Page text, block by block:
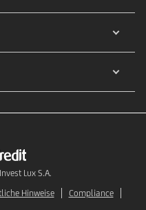
Lux S.A.
Hinweise Compliance